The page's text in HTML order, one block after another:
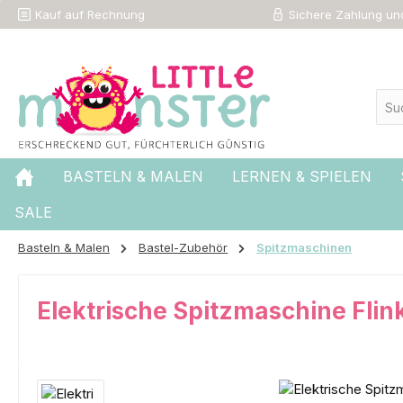
Hauptinhalt springen
Zur Suche springen
Zur Hauptnavigation springen
Kauf auf Rechnung Sichere Zahlung
BASTELN & MALEN LERNEN & SPIELEN
SALE
Basteln & Malen Bastel-Zubehör Spitzmaschinen
Elektrische Spitzmaschine
Bildergalerie überspringen